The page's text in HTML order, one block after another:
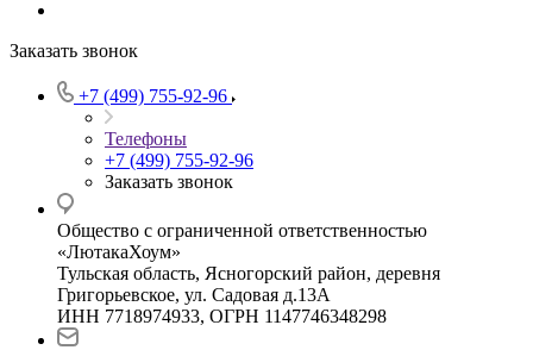
Заказать звонок
+7 (499) 755-92-96
Телефоны
+7 (499) 755-92-96
Заказать звонок
Общество с ограниченной ответственностью
«ЛютакаХоум»
Тульская область, Ясногорский район, деревня
Григорьевское, ул. Садовая д.13А
ИНН 7718974933, ОГРН 1147746348298